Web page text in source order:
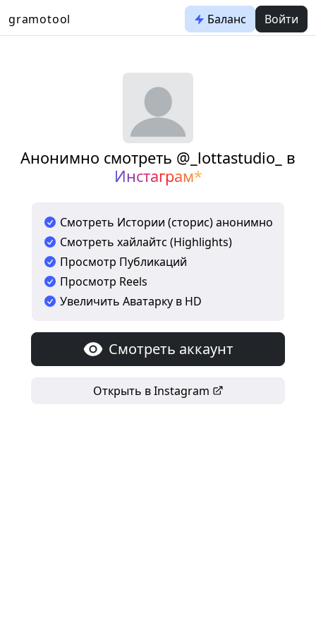
gramotool Баланс Войти
Анонимно смотреть @_lottastudio_ в
Инстаграм*
Смотреть Истории (сторис) анонимно
Смотреть хайлайтс (Highlights)
Просмотр Публикаций
Просмотр Reels
Увеличить Аватарку в HD
Смотреть аккаунт
Открыть в Instagram